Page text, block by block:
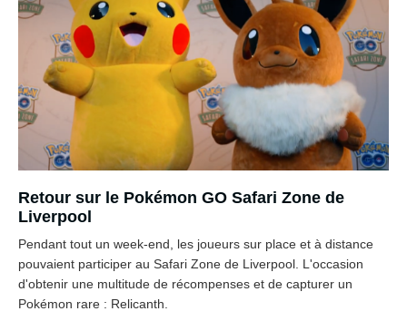
Retour sur le Pokémon GO Safari Zone de
Liverpool
Pendant tout un week-end, les joueurs sur place et à distance
pouvaient participer au Safari Zone de Liverpool. L'occasion
d'obtenir une multitude de récompenses et de capturer un
Pokémon rare : Relicanth.